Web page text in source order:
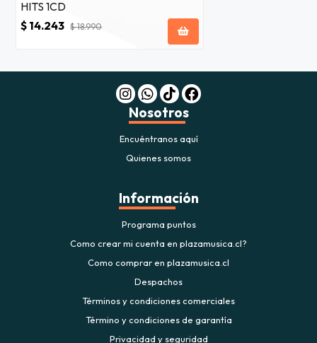
HITS 1CD
$ 14.243 $ 18.990
Nosotros
Encuéntranos aquí
Quienes somos
Información
Programa puntos
Como crear mi cuenta en plazamusica.cl?
Como comprar en plazamusica.cl
Despachos
Términos y condiciones comerciales
Término y condiciones de garantía
Privacidad y seguridad